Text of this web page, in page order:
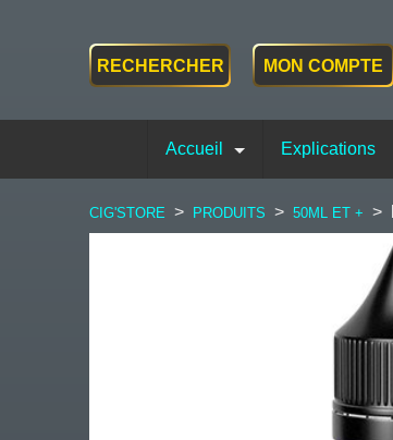
RECHERCHER MON COMPTE
Accueil Explications
CIG'STORE > PRODUITS > 50ML ET + >